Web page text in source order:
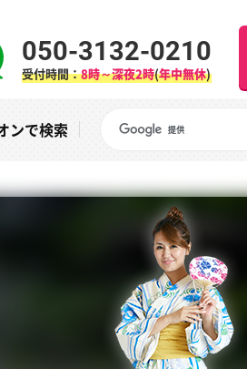
050-3132-0210
受付時間：8時～深夜2時(年中無休)
ンで検索